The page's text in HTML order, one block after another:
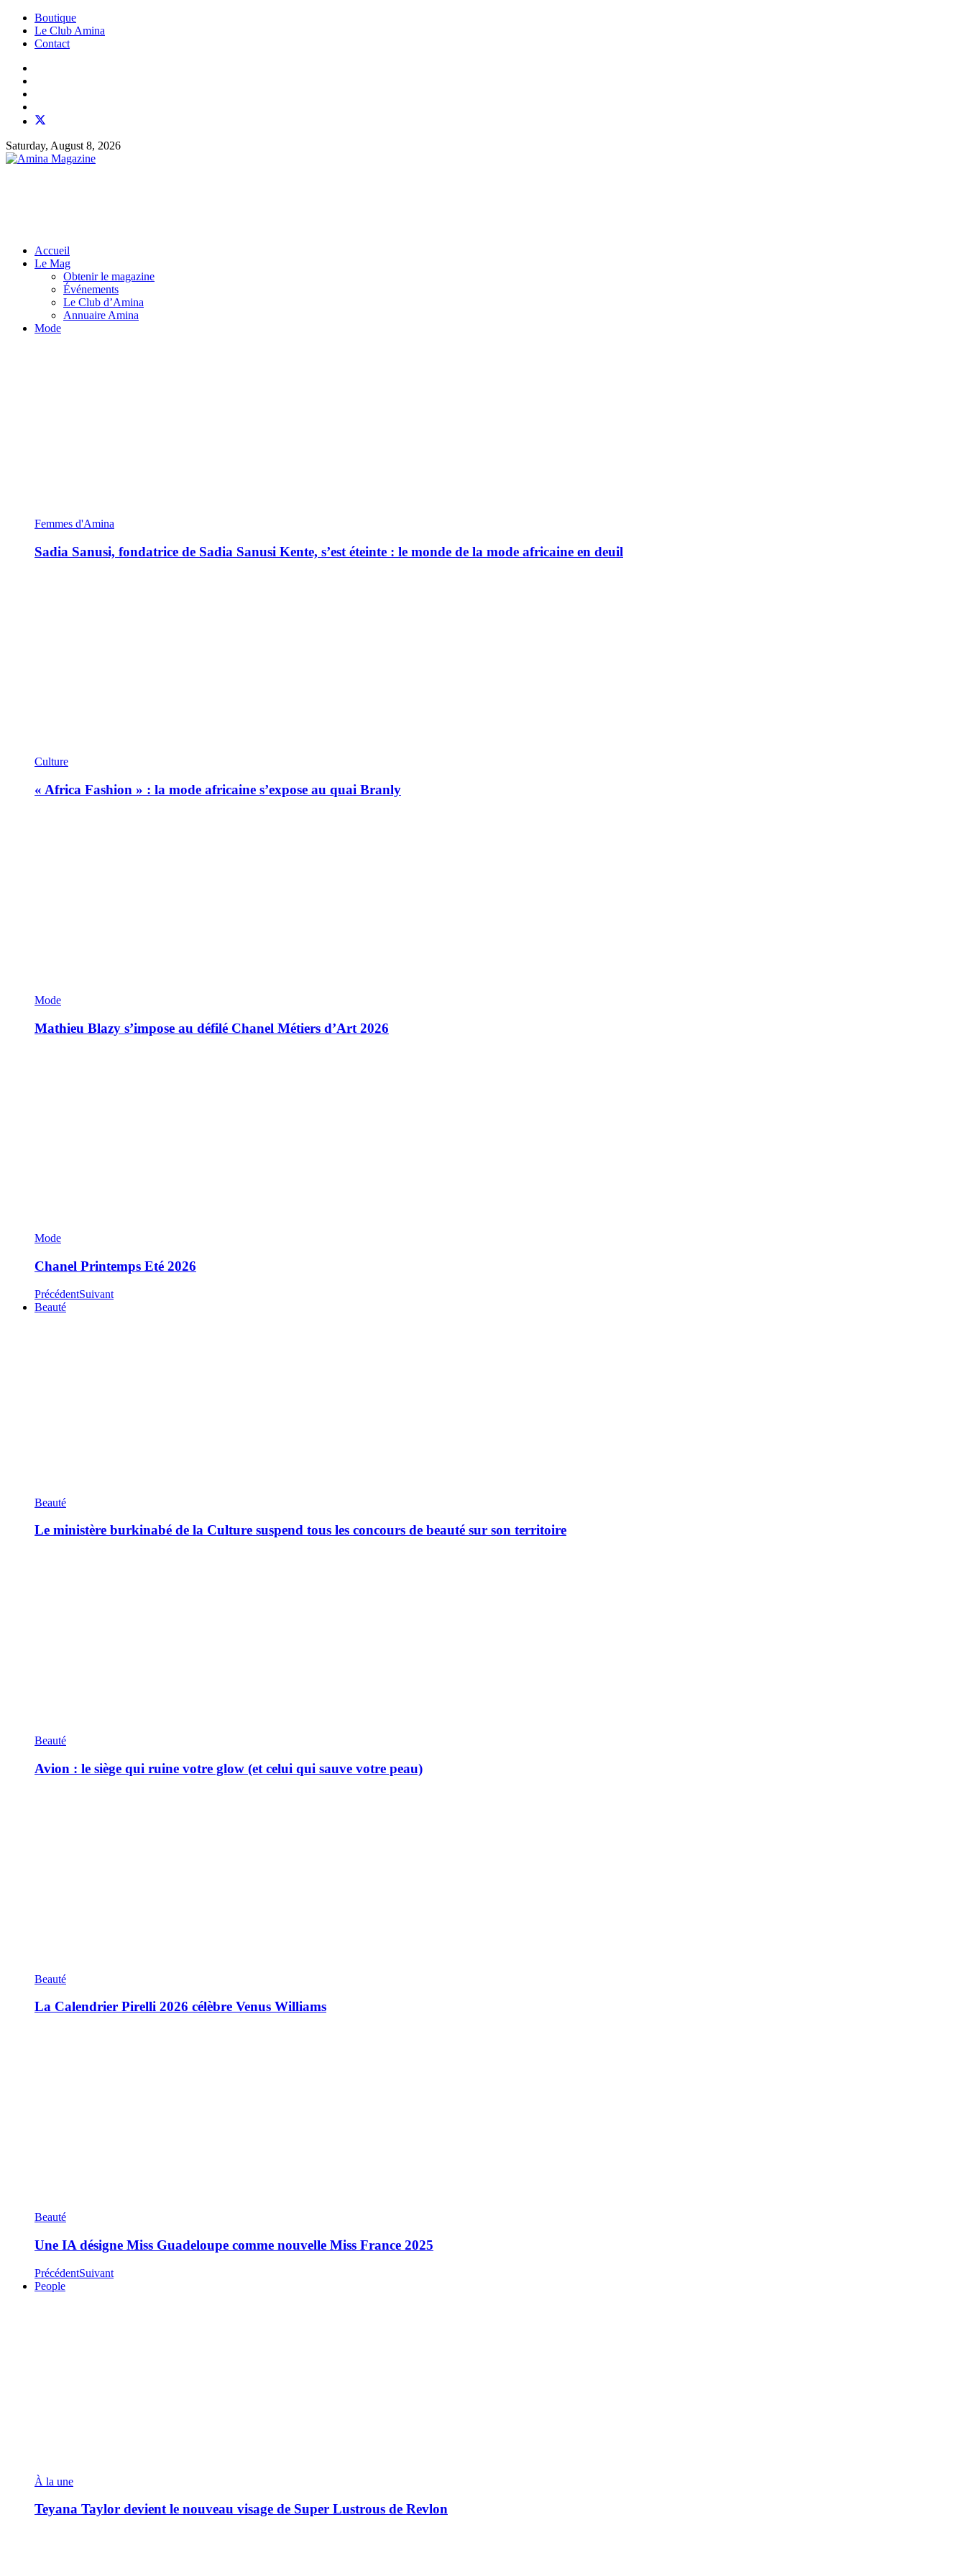
Boutique
Le Club Amina
Contact
Saturday, August 8, 2026
Accueil
Le Mag
Obtenir le magazine
Événements
Le Club d’Amina
Annuaire Amina
Mode
Femmes d'Amina
Sadia Sanusi, fondatrice de Sadia Sanusi Kente, s’est éteinte : le monde de la mode africaine en deuil
Culture
« Africa Fashion » : la mode africaine s’expose au quai Branly
Mode
Mathieu Blazy s’impose au défilé Chanel Métiers d’Art 2026
Mode
Chanel Printemps Eté 2026
PrécédentSuivant
Beauté
Beauté
Le ministère burkinabé de la Culture suspend tous les concours de beauté sur son territoire
Beauté
Avion : le siège qui ruine votre glow (et celui qui sauve votre peau)
Beauté
La Calendrier Pirelli 2026 célèbre Venus Williams
Beauté
Une IA désigne Miss Guadeloupe comme nouvelle Miss France 2025
PrécédentSuivant
People
À la une
Teyana Taylor devient le nouveau visage de Super Lustrous de Revlon